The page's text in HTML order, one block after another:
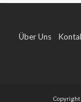
Über Uns